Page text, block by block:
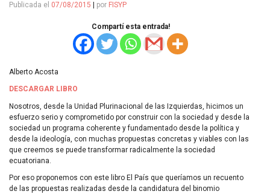
Publicada el 07/08/2015 por FISYP
Compartí esta entrada!
Alberto Acosta
DESCARGAR LIBRO
Nosotros, desde la Unidad Plurinacional de las Izquierdas, hicimos un
esfuerzo serio y comprometido por construir con la sociedad y desde la
sociedad un programa coherente y fundamentado desde la política y
desde la ideología, con muchas propuestas concretas y viables con las
que creemos se puede transformar radicalmente la sociedad
ecuatoriana.
Por eso proponemos con este libro El País que queríamos un recuento
de las propuestas realizadas desde la candidatura del binomio